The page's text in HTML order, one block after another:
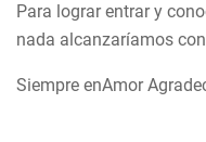
Para lograr entrar y
nada alcanzaríamos
Siempre enAmor